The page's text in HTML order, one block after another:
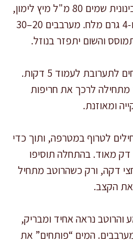
מכינים בסיס חומצי: בקערה בינונית שמים 80 מ"ל מיץ לימון,
מוסיפים 2 שיני שום כתושות ו-4 גרם מלח. מערבבים 20–30
והשום יתפזר בנוזל.
נותנים לשום “להיפתח”: מניחים לתערובת לעמוד 5 דקות.
מתחילה לרכך את חריפות
ומאוזנת.
לטרוף במטרפה, ותוך כדי
בזרם דק מאוד. בהתחלה תוסיפו
דקה, ורק כשהרוטב מתחיל
הקצב.
והרוטב נראה אחיד ומבריק,
ומערבבים. המים “פותחים” את